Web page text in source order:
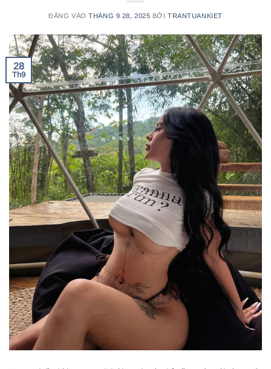
ĐĂNG VÀOTHÁNG 9 28, 2025 BỞITRANTUANKIET
28
Th9